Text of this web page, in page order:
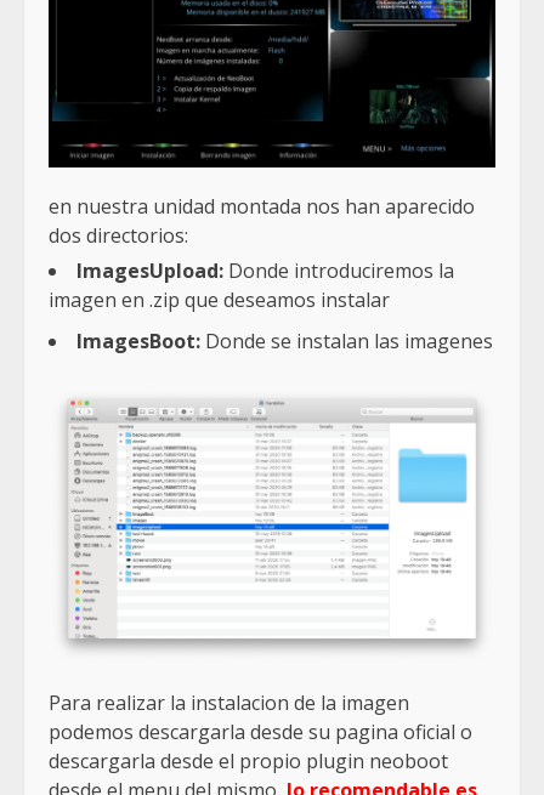
en nuestra unidad montada nos han aparecido
dos directorios:
ImagesUpload: Donde introduciremos la
imagen en .zip que deseamos instalar
ImagesBoot: Donde se instalan las imagenes
Para realizar la instalacion de la imagen
podemos descargarla desde su pagina oficial o
descargarla desde el propio plugin neoboot